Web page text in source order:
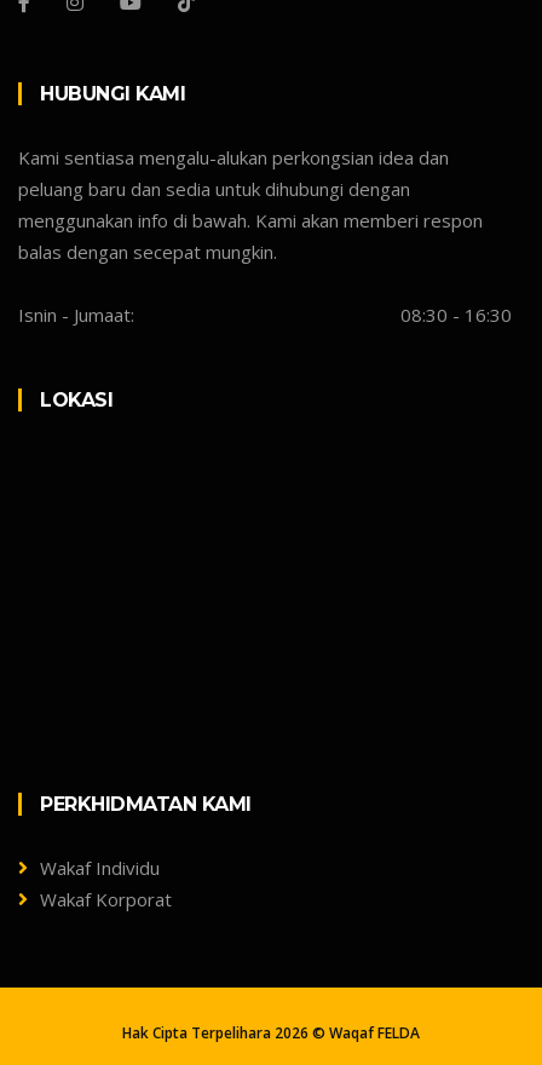
HUBUNGI KAMI
Kami sentiasa mengalu-alukan perkongsian idea dan
peluang baru dan sedia untuk dihubungi dengan
menggunakan info di bawah. Kami akan memberi respon
balas dengan secepat mungkin.
Isnin - Jumaat: 08:30 - 16:30
LOKASI
PERKHIDMATAN KAMI
Wakaf Individu
Wakaf Korporat
Hak Cipta Terpelihara 2026 © Waqaf FELDA